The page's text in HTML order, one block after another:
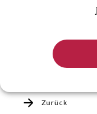
Zurück